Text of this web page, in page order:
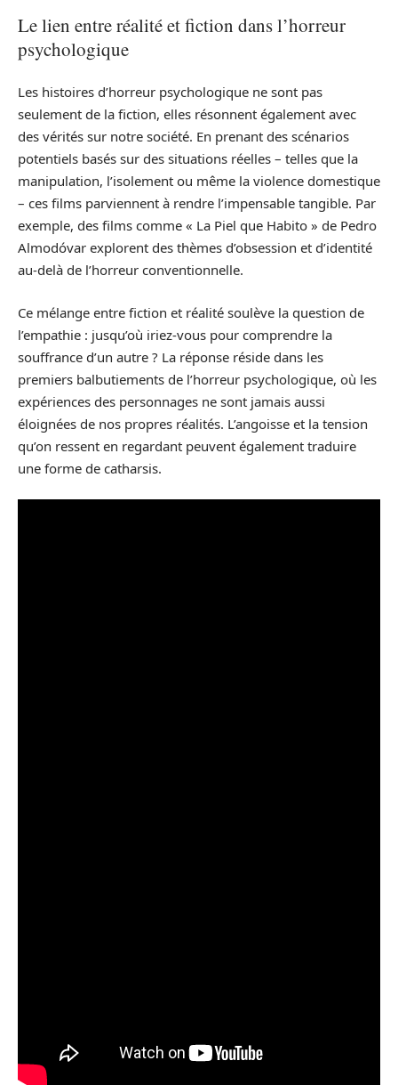
Le lien entre réalité et fiction dans l’horreur
psychologique
Les histoires d’horreur psychologique ne sont pas
seulement de la fiction, elles résonnent également avec
des vérités sur notre société. En prenant des scénarios
potentiels basés sur des situations réelles – telles que la
manipulation, l’isolement ou même la violence domestique
– ces films parviennent à rendre l’impensable tangible. Par
exemple, des films comme « La Piel que Habito » de Pedro
Almodóvar explorent des thèmes d’obsession et d’identité
au-delà de l’horreur conventionnelle.
Ce mélange entre fiction et réalité soulève la question de
l’empathie : jusqu’où iriez-vous pour comprendre la
souffrance d’un autre ? La réponse réside dans les
premiers balbutiements de l’horreur psychologique, où les
expériences des personnages ne sont jamais aussi
éloignées de nos propres réalités. L’angoisse et la tension
qu’on ressent en regardant peuvent également traduire
une forme de catharsis.